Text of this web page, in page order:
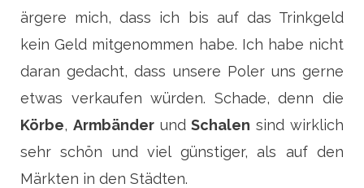
ärgere mich, dass ich bis auf das Trinkgeld
kein Geld mitgenommen habe. Ich habe nicht
daran gedacht, dass unsere Poler uns gerne
etwas verkaufen würden. Schade, denn die
Körbe, ArmbänderundSchalen sind wirklich
sehr schön und viel günstiger, als auf den
Märkten in den Städten.